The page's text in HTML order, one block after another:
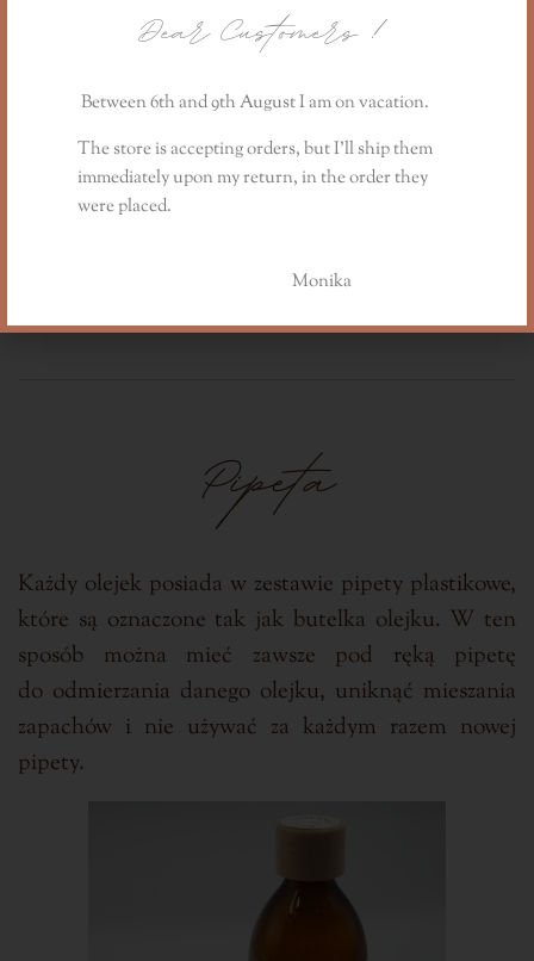
Pipeta
Każdy olejek posiada w zestawie pipety plastikowe,
które są oznaczone tak jak butelka olejku. W ten
sposób można mieć zawsze pod ręką pipetę
do odmierzania danego olejku, uniknąć mieszania
zapachów i nie używać za każdym razem nowej
pipety.
Dear Customers!
Between 6th and 9th August I am on vacation.
The store is accepting orders, but I’ll ship them
immediately upon my return, in the order they
were placed.
Monika